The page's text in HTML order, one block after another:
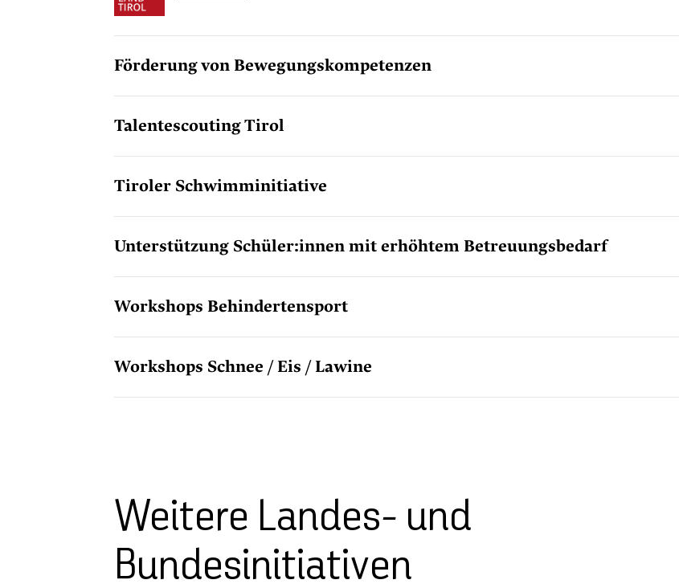
Förderung von Bewegungskompetenzen
Talentescouting Tirol
Tiroler Schwimminitiative
Unterstützung Schüler:innen mit erhöhtem Betreuungsbedarf
Workshops Behindertensport
Workshops Schnee / Eis / Lawine
Weitere Landes- und
Bundesinitiativen